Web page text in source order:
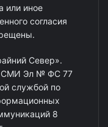
или иное
согласия
Север».
СМИ Эл № ФС 77
службой по
8